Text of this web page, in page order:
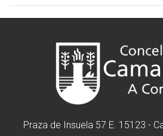
Praza de Insuela 57 E. 15123 -